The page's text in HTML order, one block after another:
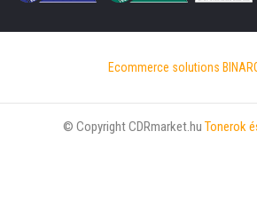
Ecommerce solutions
© Copyright CDRmarket.hu Tonerok